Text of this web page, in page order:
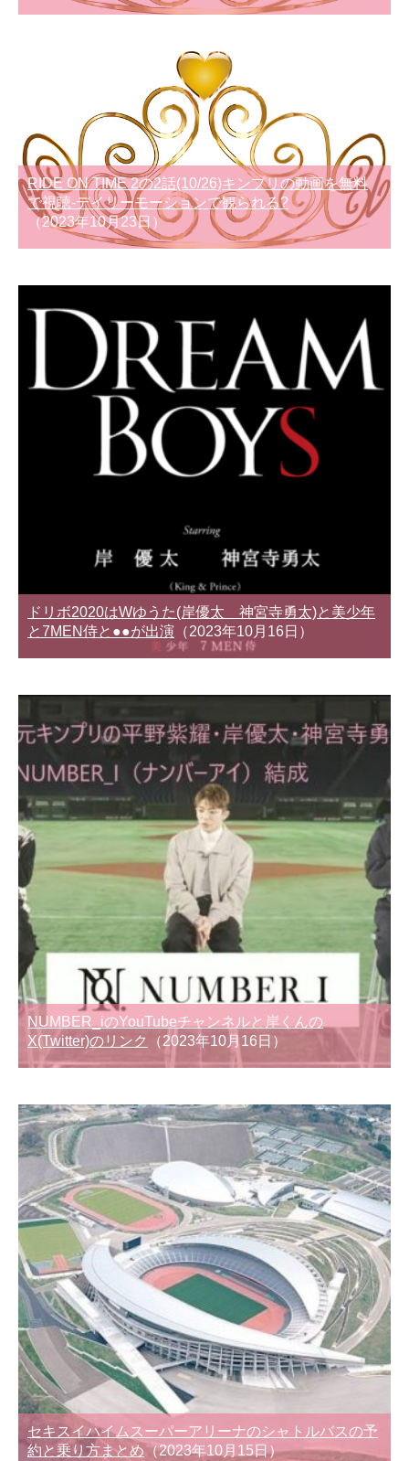
RIDE ON TIME 2の2話(10/26)キンプリの動画を無料
で視聴-デイリーモーションで観られる?
（2023年10月23日）
ドリボ2020はWゆうた(岸優太 神宮寺勇太)と美少年
と7MEN侍と●●が出演 （2023年10月16日）
NUMBER_iのYouTubeチャンネルと岸くんの
X(Twitter)のリンク
（2023年10月16日）
セキスイハイムスーパーアリーナのシャトルバスの予
約と乗り方まとめ （2023年10月15日）